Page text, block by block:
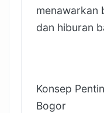
menawarkan
dan hiburan
Konsep
Bogor